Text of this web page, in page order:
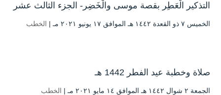
التذكير الْعَطِر بقصة موسى والْخَضِر- الجزء الثالث عشر
الخميس ۷ ذو القعدة ۱٤٤۲ هـ الموافق ۱۷ يونيو ۲۰۲۱ مـ | الخطب
صلاة وخطبة عيد الفطر 1442 هـ
الجمعة ۲ شوال ۱٤٤۲ هـ الموافق ۱٤ مايو ۲۰۲۱ مـ | الخطب